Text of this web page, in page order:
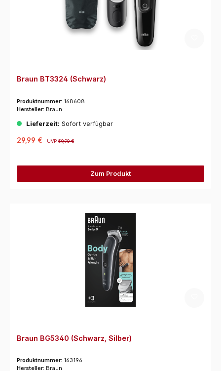
Braun BT3324 (Schwarz)
Produktnummer: 168608
Hersteller: Braun
Lieferzeit: Sofort verfügbar
29,99 € UVP59,90 €
Zum Produkt
Braun BG5340 (Schwarz, Silber)
Produktnummer: 163196
Hersteller: Braun